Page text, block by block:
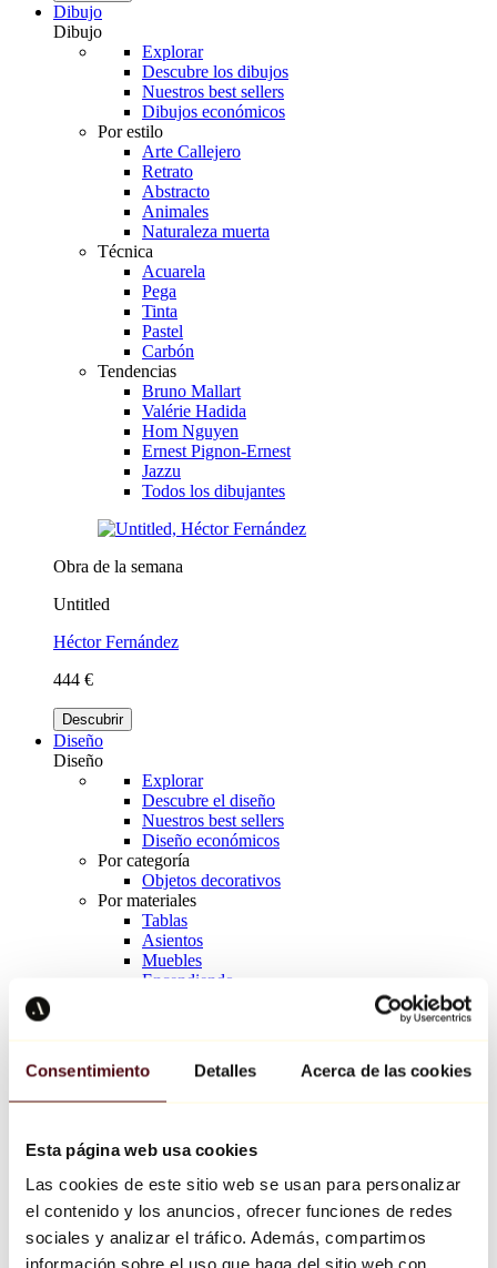
Consentimiento Detalles Acerca de las cookies
Esta página web usa cookies
Las cookies de este sitio web se usan para personalizar
el contenido y los anuncios, ofrecer funciones de redes
sociales y analizar el tráfico. Además, compartimos
información sobre el uso que haga del sitio web con
Dibujo
Dibujo
Explorar
Descubre los dibujos
Nuestros best sellers
Dibujos económicos
Por estilo
Arte Callejero
Retrato
Abstracto
Animales
Naturaleza muerta
Técnica
Acuarela
Pega
Tinta
Pastel
Carbón
Tendencias
Bruno Mallart
Valérie Hadida
Hom Nguyen
Ernest Pignon-Ernest
Jazzu
Todos los dibujantes
Obra de la semana
Untitled
Héctor Fernández
444 €
Descubrir
Diseño
Diseño
Explorar
Descubre el diseño
Nuestros best sellers
Diseño económicos
Por categoría
Objetos decorativos
Por materiales
Tablas
Asientos
Muebles
Encendiendo
Richard Orlinski
Keith Haring
Jeff Koons
Jean-Michel Basquiat
Todos los diseñadores
Obra de la semana